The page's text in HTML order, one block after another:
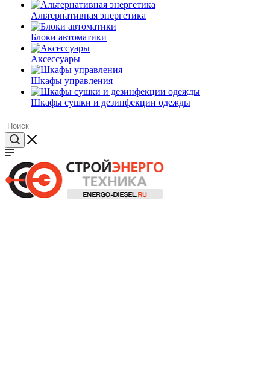
Альтернативная энергетика
Блоки автоматики
Аксессуары
Шкафы управления
Шкафы сушки и дезинфекции одежды